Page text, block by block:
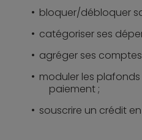
bloquer/débloquer
catégoriser ses
agréger ses
moduler les
paiement ;
souscrire un crédit